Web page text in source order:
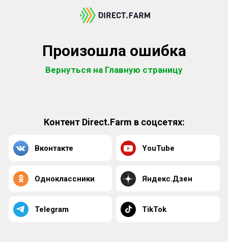
Произошла ошибка
Вернуться на Главную страницу
Контент Direct.Farm в соцсетях:
Вконтакте YouTube
Одноклассники Яндекс.Дзен
Telegram TikTok